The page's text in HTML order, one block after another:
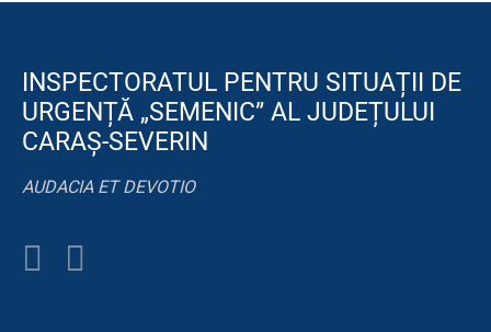
INSPECTORATUL PENTRU SITUAȚII DE
URGENȚĂ „SEMENIC” AL JUDEȚULUI
CARAȘ-SEVERIN
AUDACIA ET DEVOTIO